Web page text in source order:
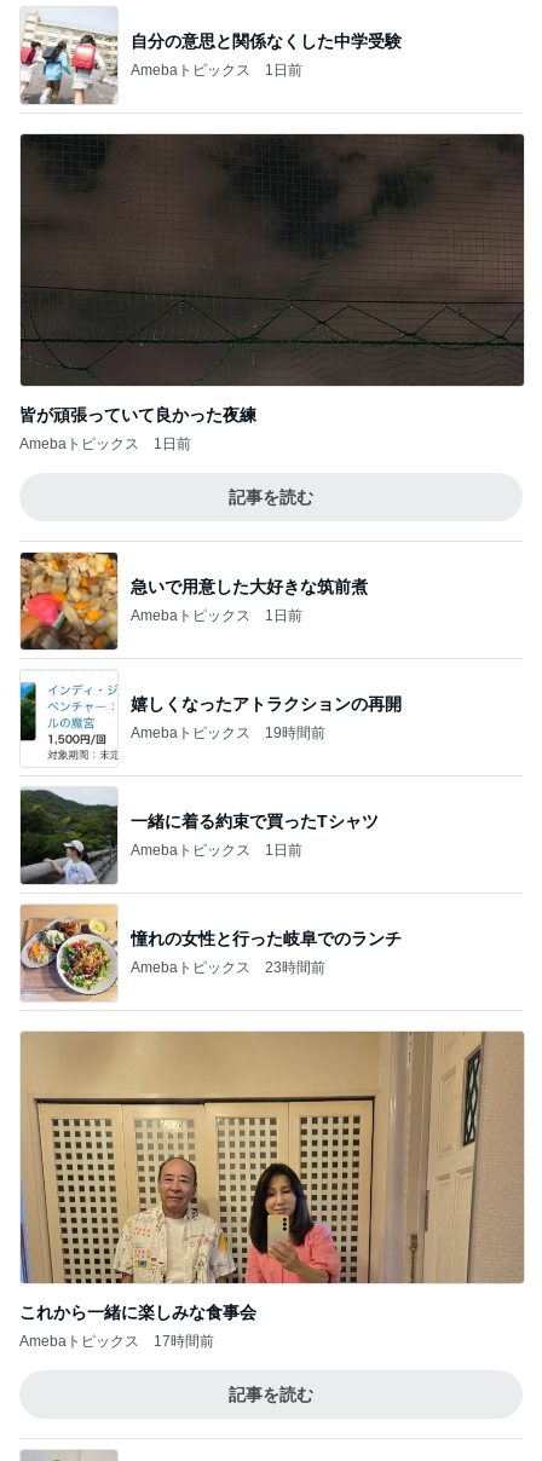
自分の意思と関係なくした中学受験
Amebaトピックス 1日前
皆が頑張っていて良かった夜練
Amebaトピックス 1日前
記事を読む
急いで用意した大好きな筑前煮
Amebaトピックス 1日前
嬉しくなったアトラクションの再開
Amebaトピックス 19時間前
一緒に着る約束で買ったTシャツ
Amebaトピックス 1日前
憧れの女性と行った岐阜でのランチ
Amebaトピックス 23時間前
これから一緒に楽しみな食事会
Amebaトピックス 17時間前
記事を読む